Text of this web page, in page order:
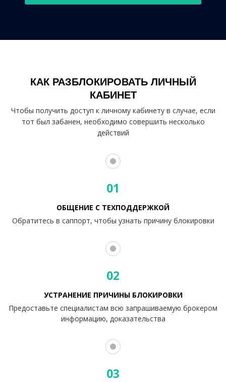
КАК РАЗБЛОКИРОВАТЬ ЛИЧНЫЙ
КАБИНЕТ
Чтобы получить доступ к личному кабинету в случае, если
тот был забанен, необходимо совершить несколько
действий
01
ОБЩЕНИЕ С ТЕХПОДДЕРЖКОЙ
Обратитесь в саппорт, чтобы узнать причину блокировки
02
УСТРАНЕНИЕ ПРИЧИНЫ БЛОКИРОВКИ
Предоставьте специалистам всю запрашиваемую брокером
информацию, доказательства
03